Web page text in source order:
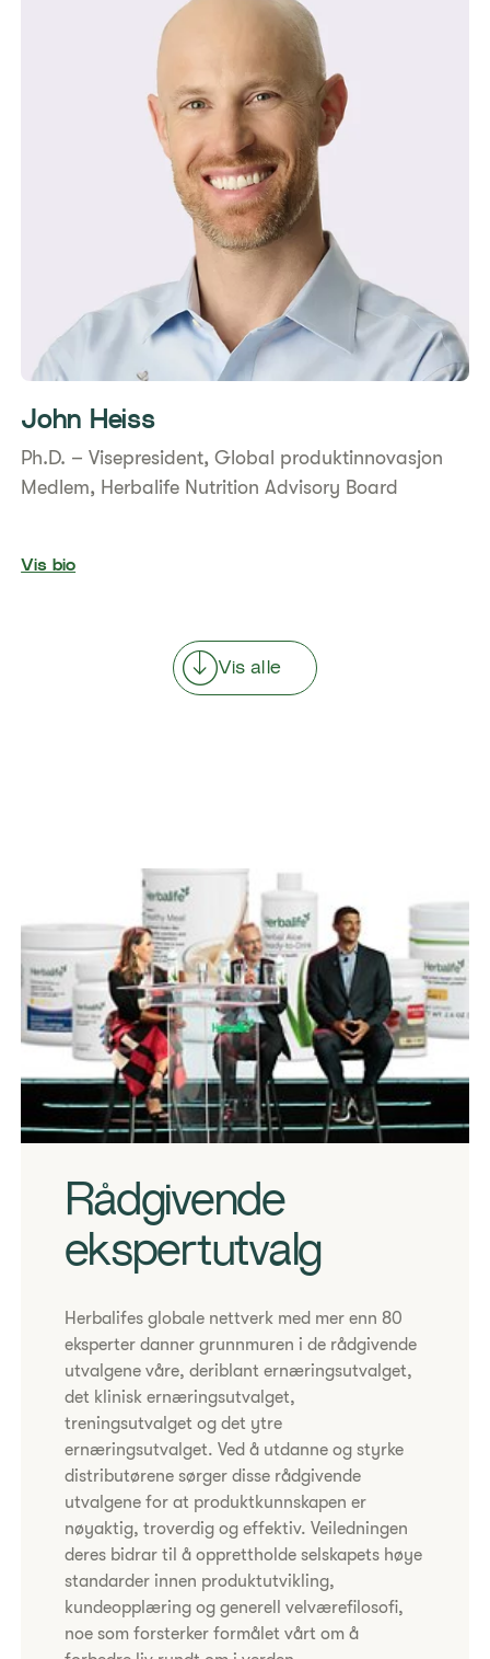
John Heiss
Ph.D. – Visepresident, Global produktinnovasjon
Medlem, Herbalife Nutrition Advisory Board
Vis bio
Vis alle
​Rådgivende
ekspertutvalg
​Herbalifes globale nettverk med mer enn 80
eksperter danner grunnmuren i de rådgivende
utvalgene våre, deriblant ernæringsutvalget,
det klinisk ernæringsutvalget,
treningsutvalget og det ytre
ernæringsutvalget. Ved å utdanne og styrke
distributørene sørger disse rådgivende
utvalgene for at produktkunnskapen er
nøyaktig, troverdig og effektiv. Veiledningen
deres bidrar til å opprettholde selskapets høye
standarder innen produktutvikling,
kundeopplæring og generell velværefilosofi,
noe som forsterker formålet vårt om å